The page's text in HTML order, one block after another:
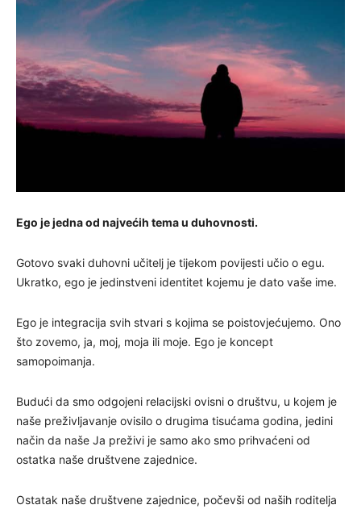
Ego je jedna od najvećih tema u duhovnosti.
Gotovo svaki duhovni učitelj je tijekom povijesti učio o egu.
Ukratko, ego je jedinstveni identitet kojemu je dato vaše ime.
Ego je integracija svih stvari s kojima se poistovjećujemo. Ono
što zovemo, ja, moj, moja ili moje. Ego je koncept
samopoimanja.
Budući da smo odgojeni relacijski ovisni o društvu, u kojem je
naše preživljavanje ovisilo o drugima tisućama godina, jedini
način da naše Ja preživi je samo ako smo prihvaćeni od
ostatka naše društvene zajednice.
Ostatak naše društvene zajednice, počevši od naših roditelja